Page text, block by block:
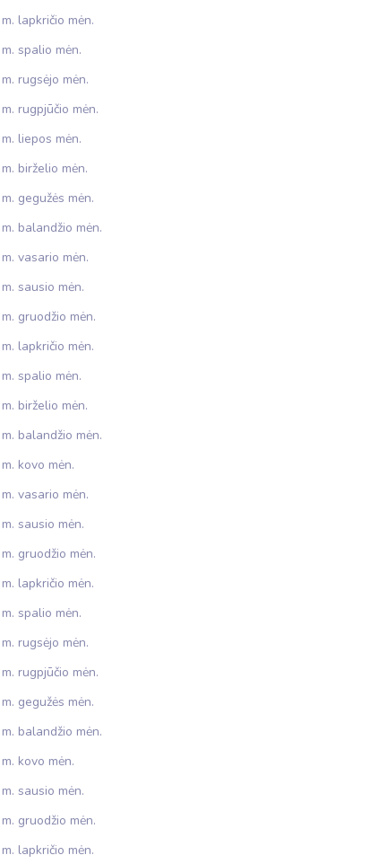
lapkričio mėn.
spalio mėn.
rugsėjo mėn.
rugpjūčio mėn.
liepos mėn.
birželio mėn.
gegužės mėn.
balandžio mėn.
vasario mėn.
sausio mėn.
gruodžio mėn.
lapkričio mėn.
spalio mėn.
birželio mėn.
balandžio mėn.
kovo mėn.
vasario mėn.
sausio mėn.
gruodžio mėn.
lapkričio mėn.
spalio mėn.
rugsėjo mėn.
rugpjūčio mėn.
gegužės mėn.
balandžio mėn.
kovo mėn.
sausio mėn.
gruodžio mėn.
lapkričio mėn.